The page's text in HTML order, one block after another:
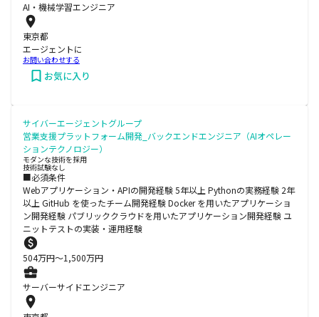
AI・機械学習エンジニア
東京都
エージェントに
お問い合わせする
お気に入り
サイバーエージェントグループ
営業支援プラットフォーム開発_バックエンドエンジニア（AIオペレー
ションテクノロジー）
モダンな技術を採用
技術試験なし
■必須条件
Webアプリケーション・APIの開発経験 5年以上 Pythonの実務経験 2年
以上 GitHub を使ったチーム開発経験 Docker を用いたアプリケーショ
ン開発経験 パブリッククラウドを用いたアプリケーション開発経験 ユ
ニットテストの実装・運用経験
504万円〜1,500万円
サーバーサイドエンジニア